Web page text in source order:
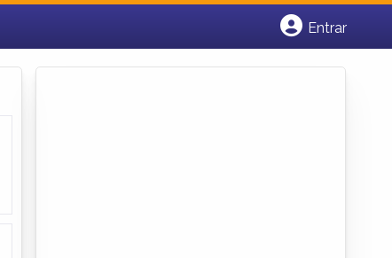
Entrar